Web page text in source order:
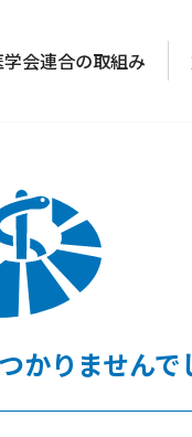
学会連合の取組み
かりませんで